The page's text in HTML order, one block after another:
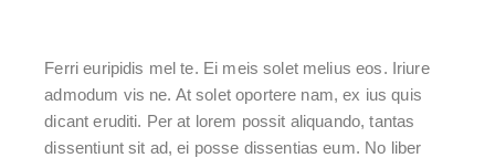
Ferri euripidis mel te. Ei meis solet melius eos. Iriure
admodum vis ne. At solet oportere nam, ex ius quis
dicant eruditi. Per at lorem possit aliquando, tantas
dissentiunt sit ad, ei posse dissentias eum. No liber